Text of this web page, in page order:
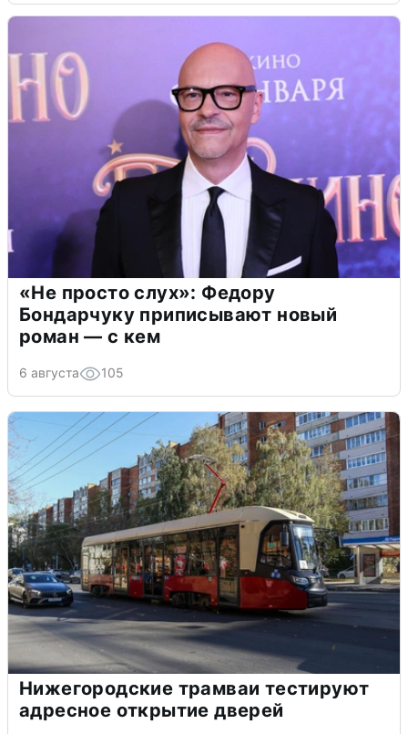
«Не просто слух»: Федору
Бондарчуку приписывают новый
роман — с кем
6 августа 105
Нижегородские трамваи тестируют
адресное открытие дверей